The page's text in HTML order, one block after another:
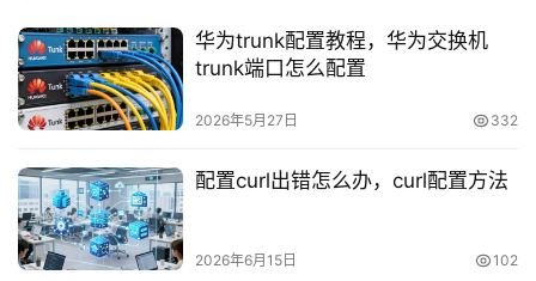
华为trunk配置教程，华为交换机
trunk端口怎么配置
2026年5月27日 332
配置curl出错怎么办，curl配置方法
2026年6月15日 102